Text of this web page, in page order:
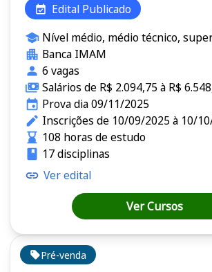
Pré-venda
Edital Publicado
Nível médio, médio técnico,
Banca IMAM
6 vagas
Salários de R$ 2.094,75 à R$
Prova dia 09/11/2025
Inscrições de 10/09/2025 à 10/
108 horas de estudo
17 disciplinas
Ver edital
Ver Cursos